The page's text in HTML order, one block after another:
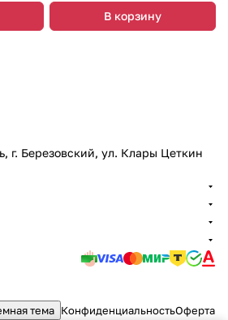
В корзину
г. Березовский, ул. Клары Цеткин
тема КонфиденциальностьОферта